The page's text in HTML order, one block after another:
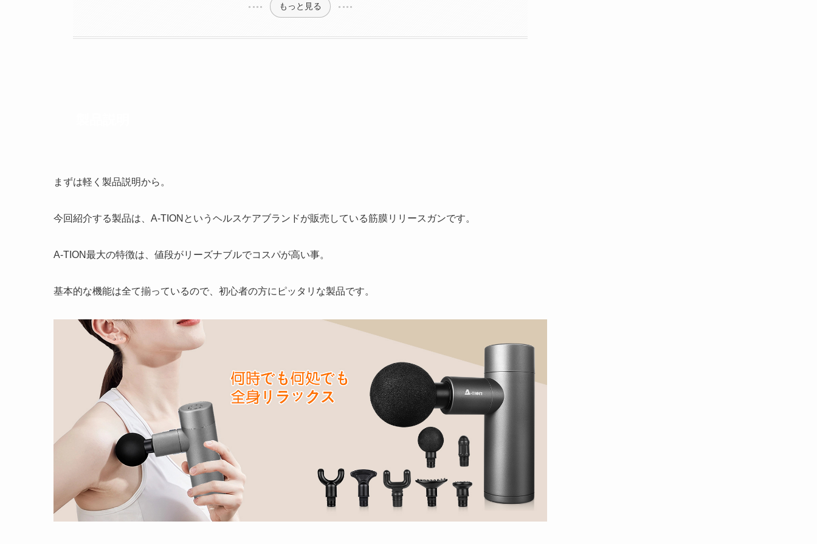
もっと見る
まずは軽く製品説明から。
今回紹介する製品は、A-TIONというヘルスケアブランドが販売している筋膜リリースガンです。
A-TION最大の特徴は、値段がリーズナブルでコスパが高い事。
基本的な機能は全て揃っているので、初心者の方にピッタリな製品です。